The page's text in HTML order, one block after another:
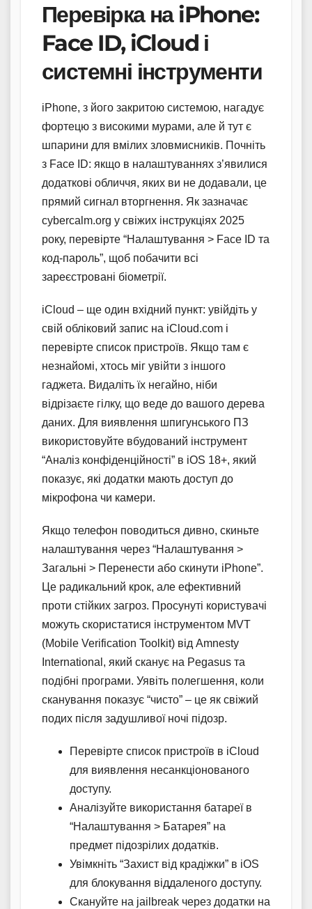
Перевірка на iPhone:
Face ID, iCloud і
системні інструменти
iPhone, з його закритою системою, нагадує
фортецю з високими мурами, але й тут є
шпарини для вмілих зловмисників. Почніть
з Face ID: якщо в налаштуваннях з’явилися
додаткові обличчя, яких ви не додавали, це
прямий сигнал вторгнення. Як зазначає
cybercalm.org у свіжих інструкціях 2025
року, перевірте “Налаштування > Face ID та
код-пароль”, щоб побачити всі
зареєстровані біометрії.
iCloud – ще один вхідний пункт: увійдіть у
свій обліковий запис на iCloud.com і
перевірте список пристроїв. Якщо там є
незнайомі, хтось міг увійти з іншого
гаджета. Видаліть їх негайно, ніби
відрізаєте гілку, що веде до вашого дерева
даних. Для виявлення шпигунського ПЗ
використовуйте вбудований інструмент
“Аналіз конфіденційності” в iOS 18+, який
показує, які додатки мають доступ до
мікрофона чи камери.
Якщо телефон поводиться дивно, скиньте
налаштування через “Налаштування >
Загальні > Перенести або скинути iPhone”.
Це радикальний крок, але ефективний
проти стійких загроз. Просунуті користувачі
можуть скористатися інструментом MVT
(Mobile Verification Toolkit) від Amnesty
International, який сканує на Pegasus та
подібні програми. Уявіть полегшення, коли
сканування показує “чисто” – це як свіжий
подих після задушливої ночі підозр.
Перевірте список пристроїв в iCloud
для виявлення несанкціонованого
доступу.
Аналізуйте використання батареї в
“Налаштування > Батарея” на
предмет підозрілих додатків.
Увімкніть “Захист від крадіжки” в iOS
для блокування віддаленого доступу.
Скануйте на jailbreak через додатки на